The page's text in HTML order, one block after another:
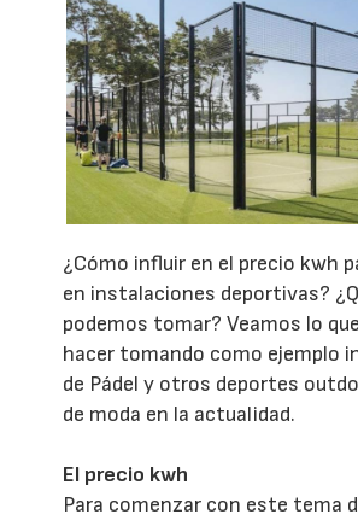
¿Cómo influir en el precio kwh
en instalaciones deportivas?
podemos tomar? Veamos lo
hacer tomando como ejemplo
de Pádel y otros deportes
de moda en la actualidad.
El precio kwh
Para comenzar con este tema